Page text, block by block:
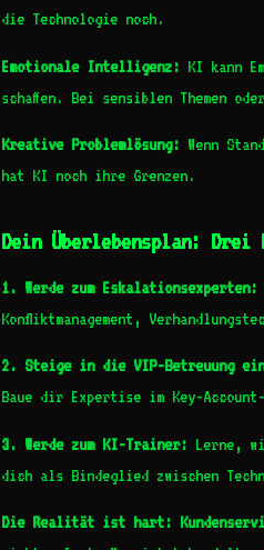
die Technologie noch.
Emotionale Intelligenz: KI kann
schaffen. Bei sensiblen Themen
Kreative Problemlösung: Wenn
hat KI noch ihre Grenzen.
Dein Überlebensplan:
1. Werde zum Eskalationsexperten:
Konfliktmanagement,
2. Steige in die VIP-Betreuung
Baue dir Expertise im Key-
3. Werde zum KI-Trainer: Lerne,
dich als Bindeglied zwischen
Die Realität ist hart: